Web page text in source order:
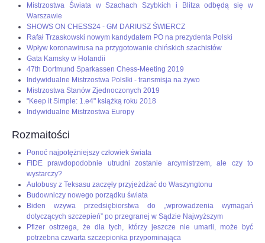
Mistrzostwa Świata w Szachach Szybkich i Blitza odbędą się w
Warszawie
SHOWS ON CHESS24 - GM DARIUSZ ŚWIERCZ
Rafał Trzaskowski nowym kandydatem PO na prezydenta Polski
Wpływ koronawirusa na przygotowanie chińskich szachistów
Gata Kamsky w Holandii
47th Dortmund Sparkassen Chess-Meeting 2019
Indywidualne Mistrzostwa Polslki - transmisja na żywo
Mistrzostwa Stanów Zjednoczonych 2019
"Keep it Simple: 1.e4" książką roku 2018
Indywidualne Mistrzostwa Europy
Rozmaitości
Ponoć najpotężniejszy człowiek świata
FIDE prawdopodobnie utrudni zostanie arcymistrzem, ale czy to
wystarczy?
Autobusy z Teksasu zaczęły przyjeżdżać do Waszyngtonu
Budowniczy nowego porządku świata
Biden wzywa przedsiębiorstwa do „wprowadzenia wymagań
dotyczących szczepień” po przegranej w Sądzie Najwyższym
Pfizer ostrzega, że dla tych, którzy jeszcze nie umarli, może być
potrzebna czwarta szczepionka przypominająca